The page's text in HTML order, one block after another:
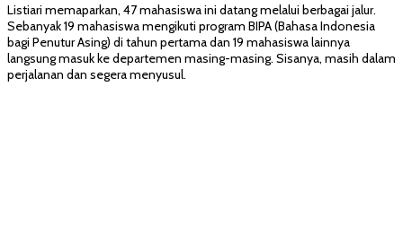
Listiari memaparkan, 47 mahasiswa ini datang melalui berbagai jalur.
Sebanyak 19 mahasiswa mengikuti program BIPA (Bahasa Indonesia
bagi Penutur Asing) di tahun pertama dan 19 mahasiswa lainnya
langsung masuk ke departemen masing-masing. Sisanya, masih dalam
perjalanan dan segera menyusul.